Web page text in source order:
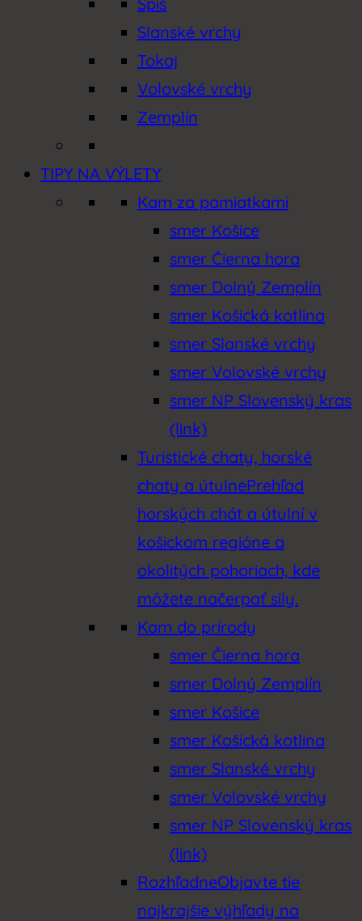
Slanské vrchy
Tokaj
Volovské vrchy
Zemplín
TIPY NA VÝLETY
Kam za pamiatkami
smer Košice
smer Čierna hora
smer Dolný Zemplín
smer Košická kotlina
smer Slanské vrchy
smer Volovské vrchy
smer NP Slovenský kras
(link)
Turistické chaty, horské
chaty a útulnePrehľad
horských chát a útulní v
košickom regióne a
okolitých pohoriach, kde
môžete načerpať sily.
Kam do prírody
smer Čierna hora
smer Dolný Zemplín
smer Košice
smer Košická kotlina
smer Slanské vrchy
smer Volovské vrchy
smer NP Slovenský kras
(link)
RozhľadneObjavte tie
najkrajšie výhľady na